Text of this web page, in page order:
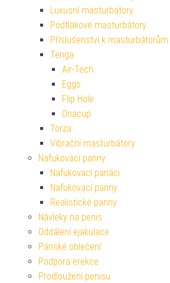
Luxusní masturbátory
Podtlakové masturbátory
Příslušenství k masturbátorům
Tenga
Air-Tech
Eggs
Flip Hole
Onacup
Torza
Vibrační masturbátory
Nafukovací panny
Nafukovací panáci
Nafukovací panny
Realistické panny
Návleky na penis
Oddálení ejakulace
Pánské oblečení
Podpora erekce
Prodloužení penisu